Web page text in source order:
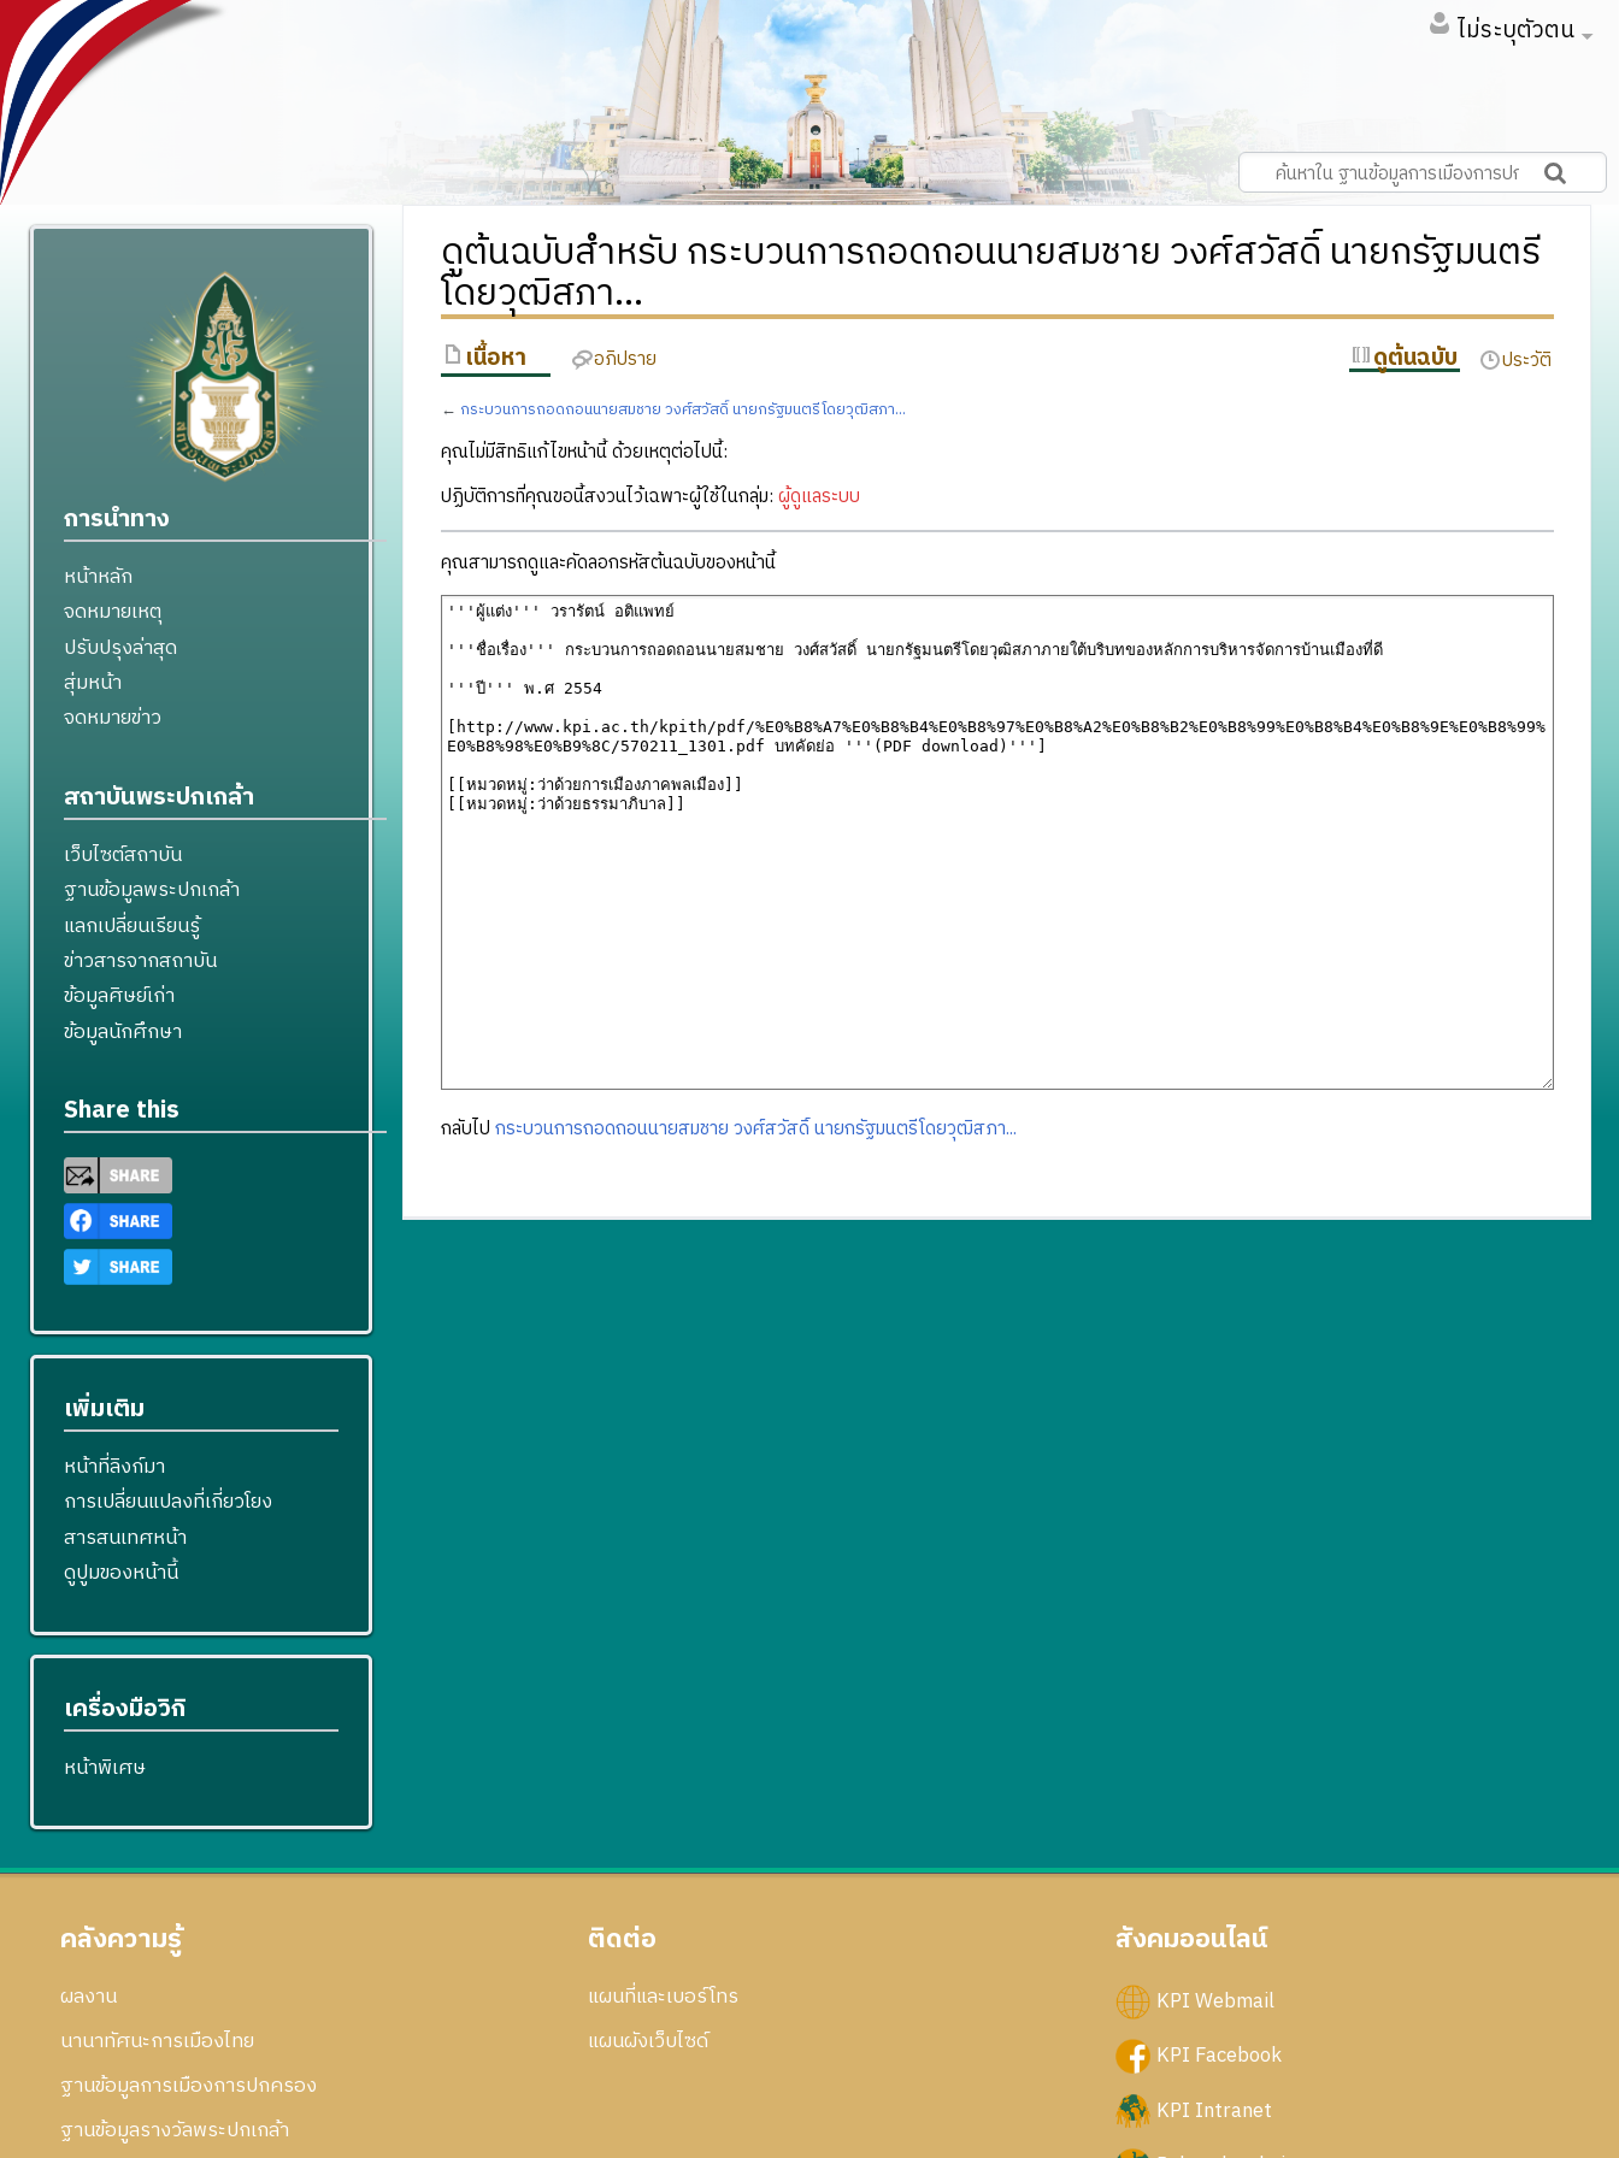
ไม่ระบุตัวตน
ดูต้นฉบับสำหรับ กระบวนการถอดถอนนายสมชาย วงศ์สวัสดิ์ นายกรัฐมนตรี
โดยวุฒิสภา...
เนื้อหา อภิปราย ดูต้นฉบับ ประวัติ
← กระบวนการถอดถอนนายสมชาย วงศ์สวัสดิ์ นายกรัฐมนตรีโดยวุฒิสภา...
คุณไม่มีสิทธิแก้ไขหน้านี้ ด้วยเหตุต่อไปนี้:
ปฏิบัติการที่คุณขอนี้สงวนไว้เฉพาะผู้ใช้ในกลุ่ม: ผู้ดูแลระบบ
คุณสามารถดูและคัดลอกรหัสต้นฉบับของหน้านี้
กลับไป กระบวนการถอดถอนนายสมชาย วงศ์สวัสดิ์ นายกรัฐมนตรีโดยวุฒิสภา...
การนำทาง
หน้าหลัก
จดหมายเหตุ
ปรับปรุงล่าสุด
สุ่มหน้า
จดหมายข่าว
สถาบันพระปกเกล้า
เว็บไซต์สถาบัน
ฐานข้อมูลพระปกเกล้า
แลกเปลี่ยนเรียนรู้
ข่าวสารจากสถาบัน
ข้อมูลศิษย์เก่า
ข้อมูลนักศึกษา
Share this
เพิ่มเติม
หน้าที่ลิงก์มา
การเปลี่ยนแปลงที่เกี่ยวโยง
สารสนเทศหน้า
ดูปูมของหน้านี้
เครื่องมือวิกิ
หน้าพิเศษ
คลังความรู้
ผลงาน
นานาทัศนะการเมืองไทย
ฐานข้อมูลการเมืองการปกครอง
ฐานข้อมูลรางวัลพระปกเกล้า
ติดต่อ
แผนที่และเบอร์โทร
แผนผังเว็บไซด์
สังคมออนไลน์
KPI Webmail
KPI Facebook
KPI Intranet